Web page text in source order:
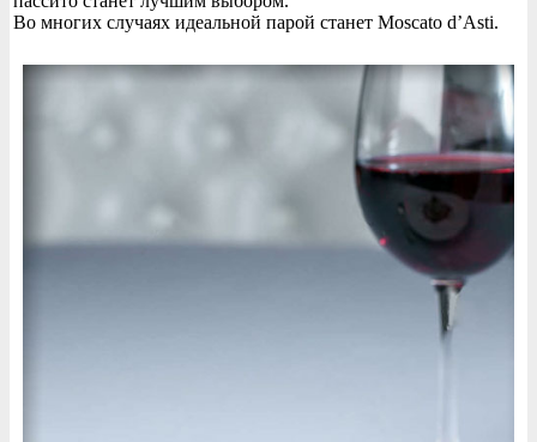
Во многих случаях идеальной парой станет Moscato d’Asti.